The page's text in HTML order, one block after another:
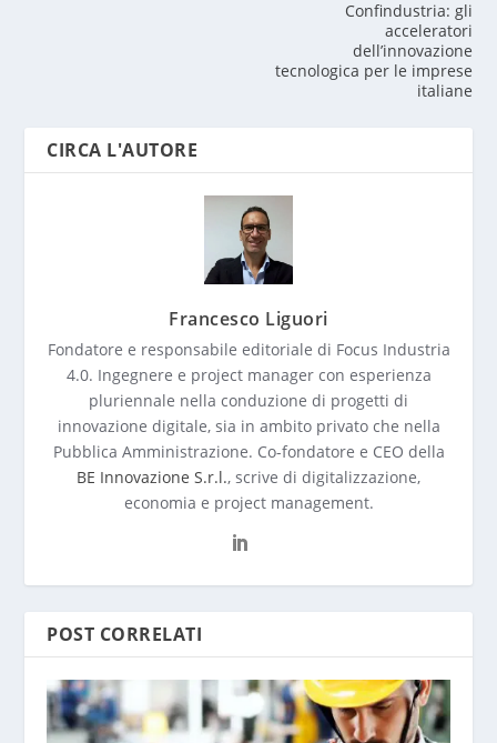
Confindustria: gli
acceleratori
dell’innovazione
tecnologica per le imprese
italiane
CIRCA L'AUTORE
Francesco Liguori
Fondatore e responsabile editoriale di Focus Industria
4.0. Ingegnere e project manager con esperienza
pluriennale nella conduzione di progetti di
innovazione digitale, sia in ambito privato che nella
Pubblica Amministrazione. Co-fondatore e CEO della
BE Innovazione S.r.l., scrive di digitalizzazione,
economia e project management.
POST CORRELATI